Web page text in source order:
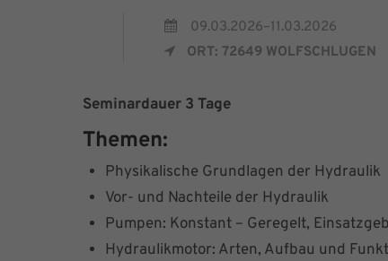
09.03.2026–11.03.2026
ORT: 72649 WOLFSCHLUGEN
Seminardauer 3 Tage
Themen:
Physikalische Grundlagen der Hydraulik
Vor- und Nachteile der Hydraulik
Pumpen: Konstant – Geregelt,
Hydraulikmotor: Arten, Aufbau und